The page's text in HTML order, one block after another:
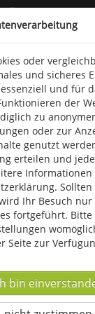
Seite
oder (06766) 9323-960
& Wohlbefinden
oder
und sicheres
und für
der
zu
oder zur
genutzt
erteilen und
Sollten
Ihr Besuch
fortgeführt. Bitte
Seite zur
bin